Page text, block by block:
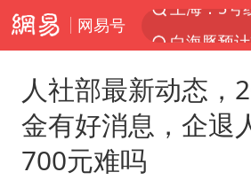
网易号
人社部最新动态，
金有好消息，企退
700元难吗